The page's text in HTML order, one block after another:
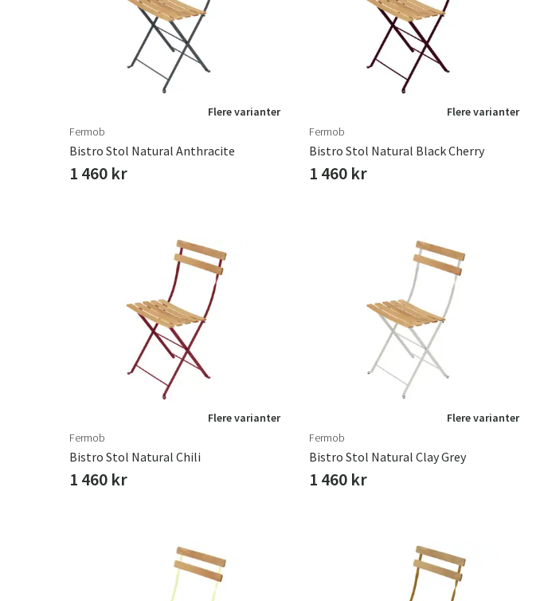
Flere varianter
Fermob
Bistro Stol Natural Anthracite
1 460 kr
Flere varianter
Fermob
Bistro Stol Natural Black Cherry
1 460 kr
Flere varianter
Fermob
Bistro Stol Natural Chili
1 460 kr
Flere varianter
Fermob
Bistro Stol Natural Clay Grey
1 460 kr